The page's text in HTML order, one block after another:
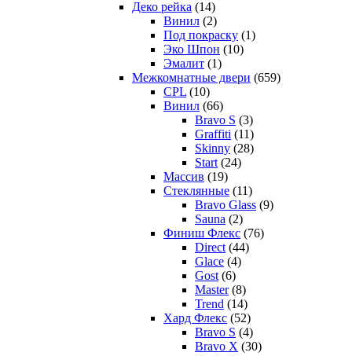
Деко рейка (14)
Винил (2)
Под покраску (1)
Эко Шпон (10)
Эмалит (1)
Межкомнатные двери (659)
CPL (10)
Винил (66)
Bravo S (3)
Graffiti (11)
Skinny (28)
Start (24)
Массив (19)
Стеклянные (11)
Bravo Glass (9)
Sauna (2)
Финиш Флекс (76)
Direct (44)
Glace (4)
Gost (6)
Master (8)
Trend (14)
Хард Флекс (52)
Bravo S (4)
Bravo X (30)